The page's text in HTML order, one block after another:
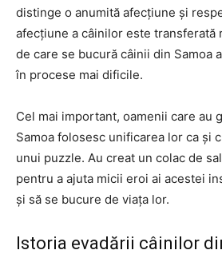
distinge o anumită afecțiune și
afecțiune a câinilor este transferată
de care se bucură câinii din Samoa
în procese mai dificile.
Cel mai important, oamenii care au
Samoa folosesc unificarea lor ca și
unui puzzle. Au creat un colac de
pentru a ajuta micii eroi ai acestei
și să se bucure de viața lor.
Istoria evadării câinilor